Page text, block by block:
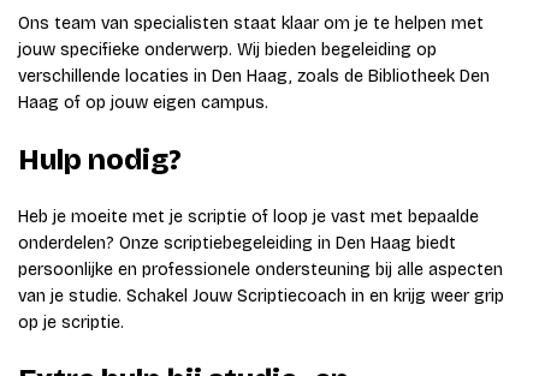
Ons team van specialisten staat klaar om je te helpen met
jouw specifieke onderwerp. Wij bieden begeleiding op
verschillende locaties in Den Haag, zoals de Bibliotheek Den
Haag of op jouw eigen campus.
Hulp nodig?
Heb je moeite met je scriptie of loop je vast met bepaalde
onderdelen? Onze scriptiebegeleiding in Den Haag biedt
persoonlijke en professionele ondersteuning bij alle aspecten
van je studie. Schakel Jouw Scriptiecoach in en krijg weer grip
op je scriptie.